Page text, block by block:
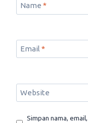
Name *
Email*
Website
Simpan nama,